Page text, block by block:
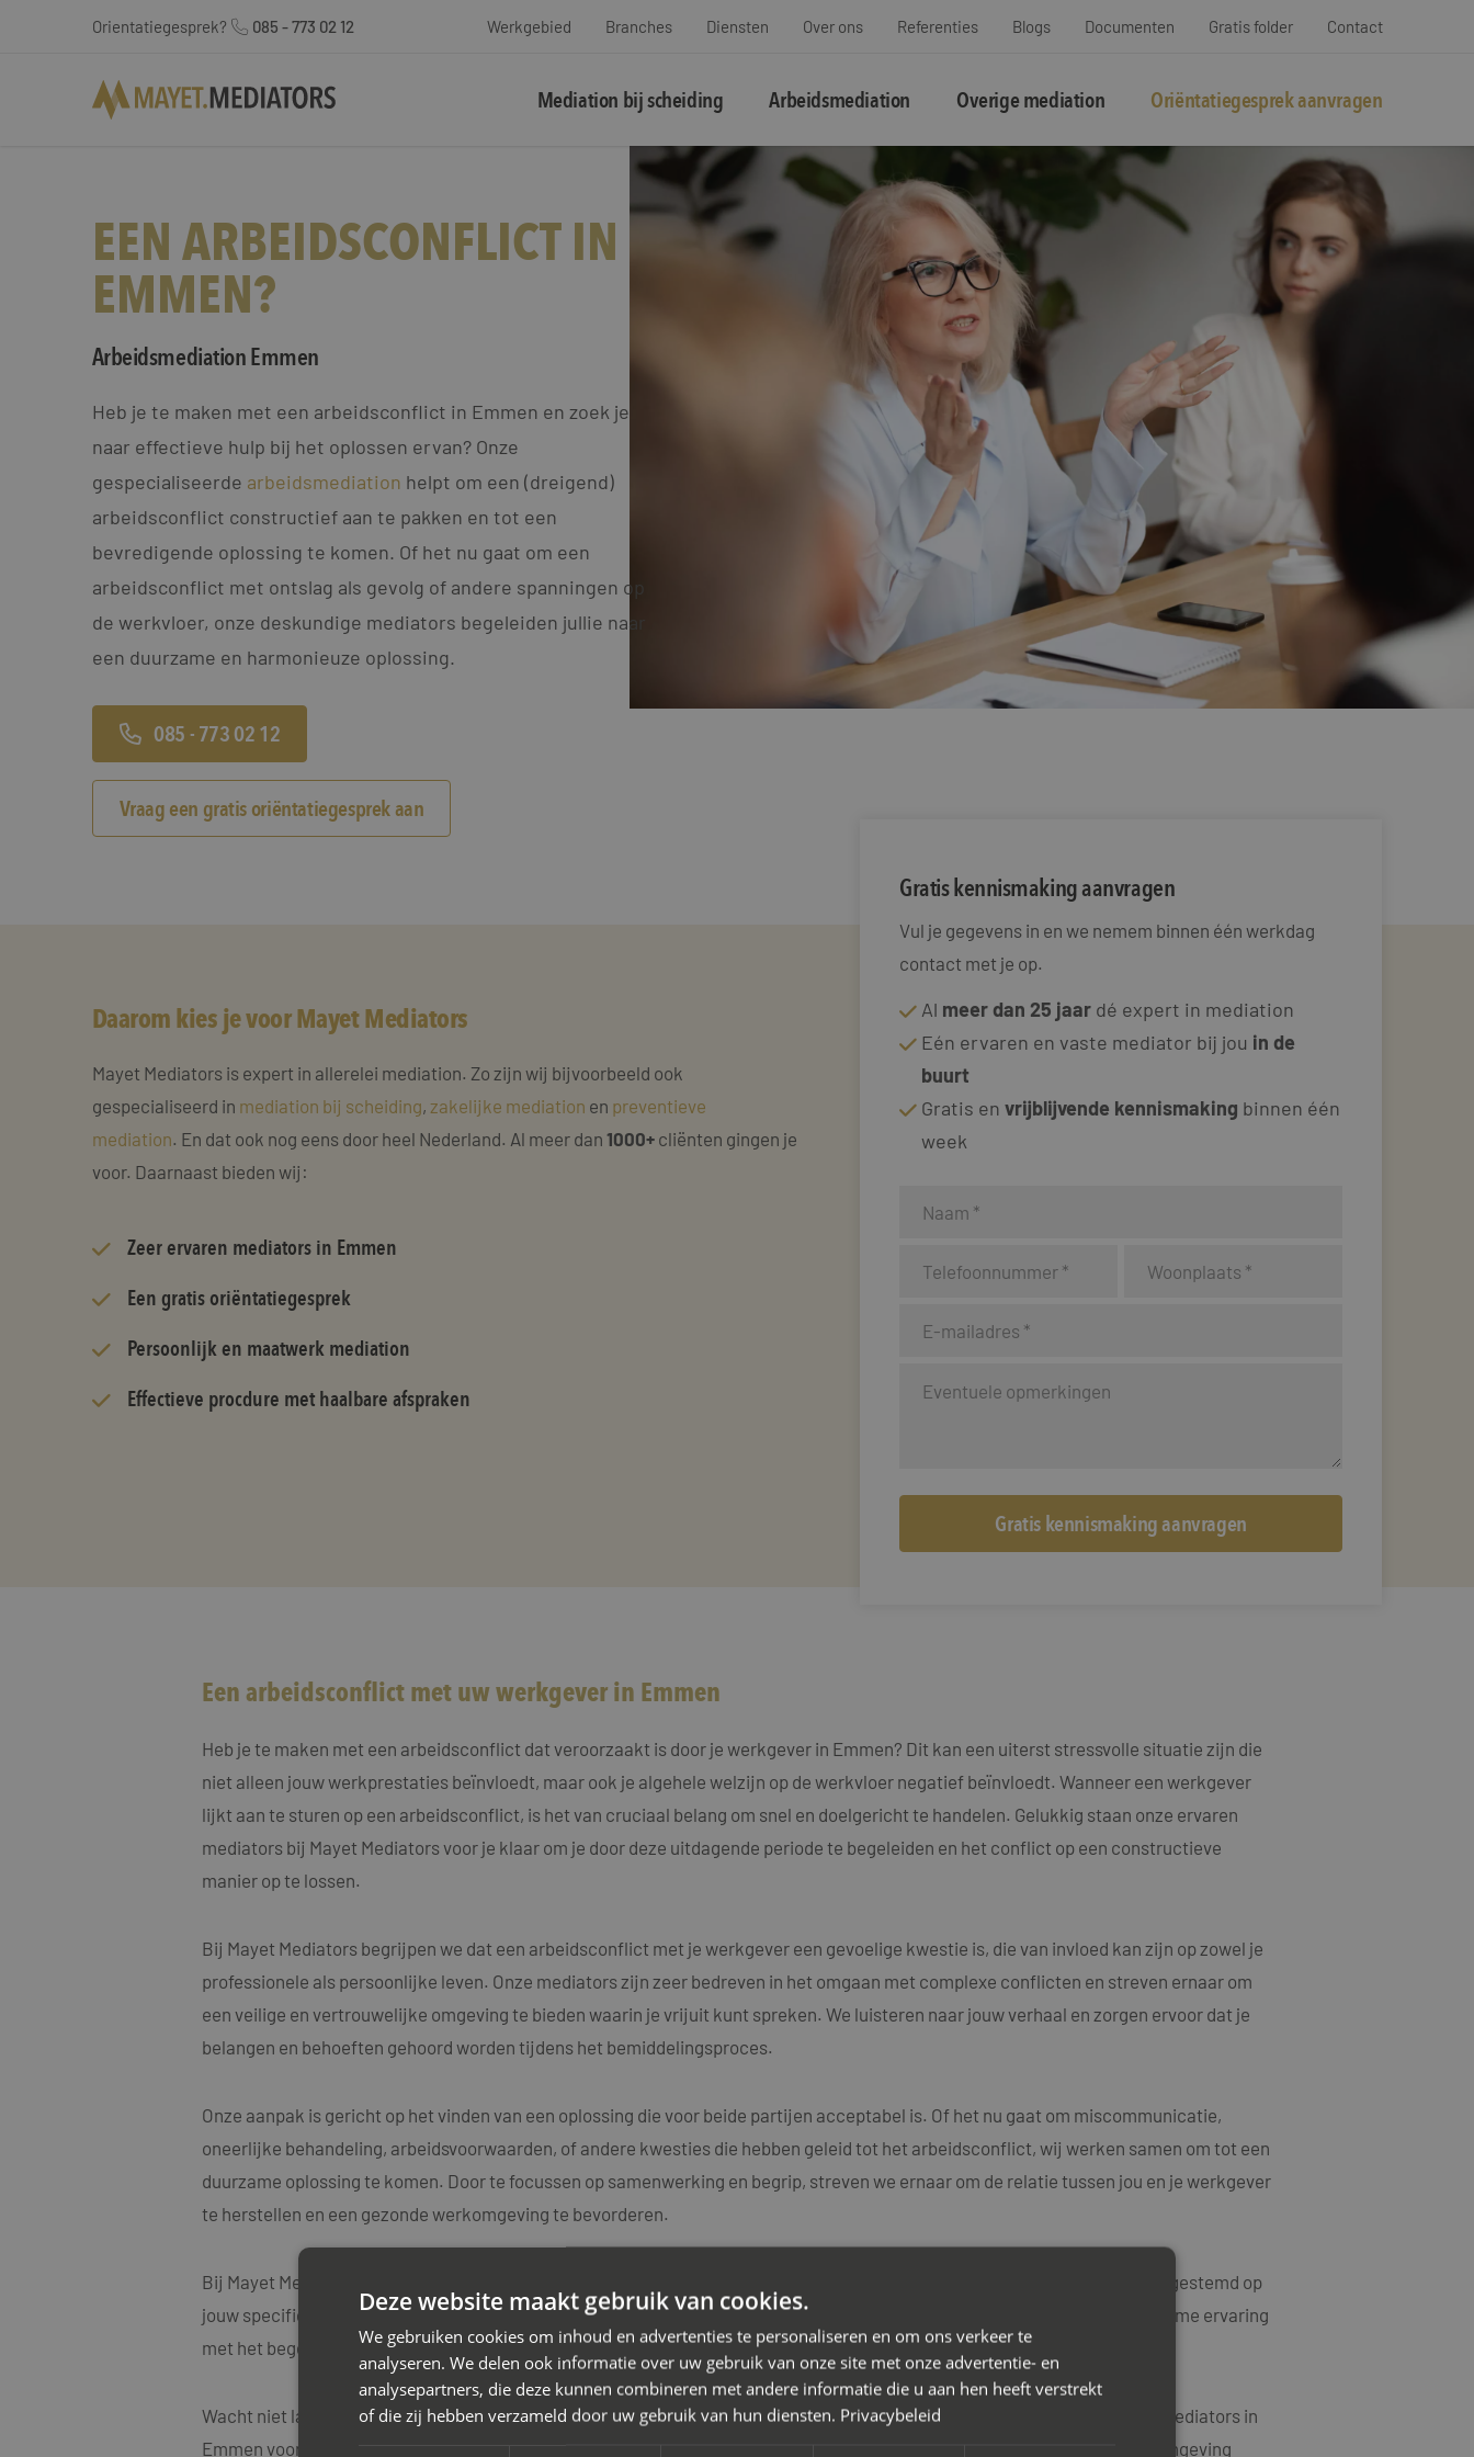
Orientatiegesprek? 085 - 773 02 12 Werkgebied Branches Diensten Over ons Referenties Blogs Documenten Gratis folder Contact
Mediation bij scheiding Arbeidsmediation Overige mediation Oriëntatiegesprek aanvragen
EEN ARBEIDSCONFLICT IN
EMMEN?
Arbeidsmediation Emmen
Heb je te maken met een arbeidsconflict in Emmen en zoek je
naar effectieve hulp bij het oplossen ervan? Onze
gespecialiseerde arbeidsmediation helpt om een (dreigend)
arbeidsconflict constructief aan te pakken en tot een
bevredigende oplossing te komen. Of het nu gaat om een
arbeidsconflict met ontslag als gevolg of andere spanningen op
de werkvloer, onze deskundige mediators begeleiden jullie naar
een duurzame en harmonieuze oplossing.
085 - 773 02 12
Vraag een gratis oriëntatiegesprek aan
Daarom kies je voor Mayet Mediators
Mayet Mediators is expert in allerelei mediation. Zo zijn wij bijvoorbeeld ook
gespecialiseerd in mediation bij scheiding, zakelijke mediation en preventieve
mediation. En dat ook nog eens door heel Nederland. Al meer dan 1000+cliënten gingen je
voor. Daarnaast bieden wij:
Zeerervaren mediatorsin Emmen
Een gratis oriëntatiegesprek
Persoonlijk en maatwerk mediation
Effectieve procdure met haalbare afspraken
Gratis kennismaking aanvragen
Vul je gegevens in en we nemem binnen één werkdag
contact met je op.
Al meer dan 25 jaar dé expert in mediation
Eén ervaren en vaste mediator bij jou in de
buurt
Gratis envrijblijvende kennismaking binnen één
week
Een arbeidsconflict met uw werkgever in Emmen
Heb je te maken met een arbeidsconflict dat veroorzaakt is door je werkgever in Emmen? Dit kan een uiterst stressvolle situatie zijn die
niet alleen jouw werkprestaties beïnvloedt, maar ook je algehele welzijn op de werkvloer negatief beïnvloedt. Wanneer een werkgever
lijkt aan te sturen op een arbeidsconflict, is het van cruciaal belang om snel en doelgericht te handelen. Gelukkig staan onze ervaren
mediators bij Mayet Mediators voor je klaar om je door deze uitdagende periode te begeleiden en het conflict op een constructieve
manier op te lossen.
Bij Mayet Mediators begrijpen we dat een arbeidsconflict met je werkgever een gevoelige kwestie is, die van invloed kan zijn op zowel je
professionele als persoonlijke leven. Onze mediators zijn zeer bedreven in het omgaan met complexe conflicten en streven ernaar om
een veilige en vertrouwelijke omgeving te bieden waarin je vrijuit kunt spreken. We luisteren naar jouw verhaal en zorgen ervoor dat je
belangen en behoeften gehoord worden tijdens het bemiddelingsproces.
Onze aanpak is gericht op het vinden van een oplossing die voor beide partijen acceptabel is. Of het nu gaat om miscommunicatie,
oneerlijke behandeling, arbeidsvoorwaarden, of andere kwesties die hebben geleid tot het arbeidsconflict, wij werken samen om tot een
duurzame oplossing te komen. Door te focussen op samenwerking en begrip, streven we ernaar om de relatie tussen jou en je werkgever
te herstellen en een gezonde werkomgeving te bevorderen.
Bij Mayet Mediators begrijpen we ook dat elk arbeidsconflict uniek is en daarom bieden we maatwerkoplossingen die zijn afgestemd op
jouw specifieke situatie. Onze mediators beschikken over diepgaande kennis van arbeidsrechtelijke kwesties en hebben ruime ervaring
met het begeleiden van diverse arbeidsconflicten.
Wacht niet langer met het aanpakken van het arbeidsconflict met je werkgever. Neem vandaag nog contact op met Mayet Mediators in
Emmen voor een vrijblijvend adviesgesprek. Samen zetten we de eerste stap richting een positieve en harmonieuze werkomgeving
Deze website maakt gebruik van cookies.
We gebruiken cookies om inhoud en advertenties te personaliseren en om ons verkeer te
analyseren. We delen ook informatie over uw gebruik van onze site met onze advertentie- en
analysepartners, die deze kunnen combineren met andere informatie die u aan hen heeft verstrekt
of die zij hebben verzameld door uw gebruik van hun diensten. Privacybeleid